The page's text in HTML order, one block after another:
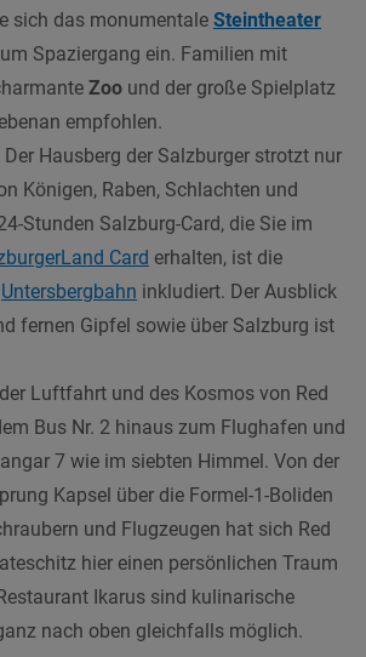
sich das monumentale Steintheater
Spaziergang ein. Familien mit
Zoo und der große Spielplatz
empfohlen.
Der Hausberg der Salzburger strotzt nur
Königen, Raben, Schlachten und
Stunden Salzburg-Card, die Sie im
Card erhalten, ist die
Untersbergbahn inkludiert. Der Ausblick
fernen Gipfel sowie über Salzburg ist
Luftfahrt und des Kosmos von Red
Bus Nr. 2 hinaus zum Flughafen und
7 wie im siebten Himmel. Von der
Kapsel über die Formel-1-Boliden
und Flugzeugen hat sich Red
hier einen persönlichen Traum
Ikarus sind kulinarische
nach oben gleichfalls möglich.